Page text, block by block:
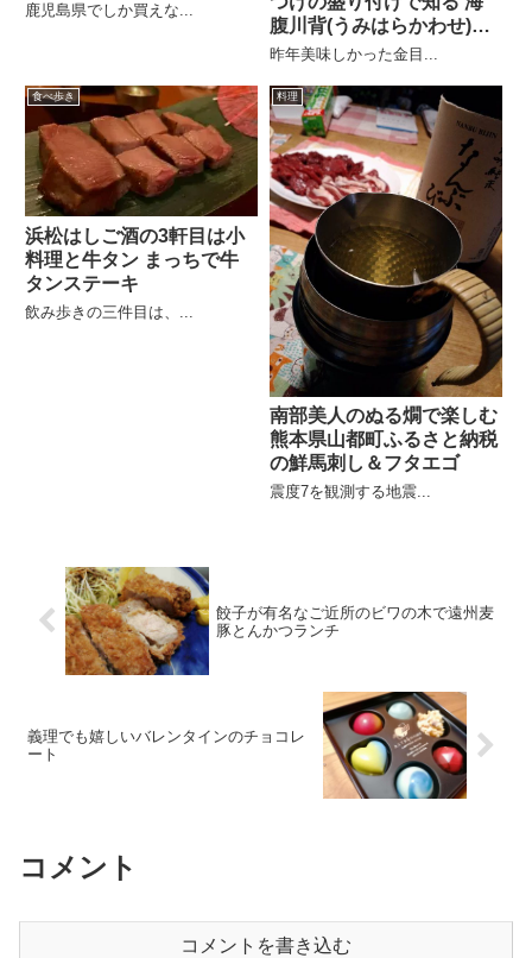
鹿児島県でしか買えな...
腹川背(うみはらかわせ)と
作法
昨年美味しかった金目...
食べ歩き
浜松はしご酒の3軒目は小
料理と牛タン まっちで牛
タンステーキ
飲み歩きの三件目は、...
料理
南部美人のぬる燗で楽しむ
熊本県山都町ふるさと納税
の鮮馬刺し＆フタエゴ
震度7を観測する地震...
餃子が有名なご近所のビワの木で遠州麦
豚とんかつランチ
義理でも嬉しいバレンタインのチョコレ
ート
コメント
コメントを書き込む